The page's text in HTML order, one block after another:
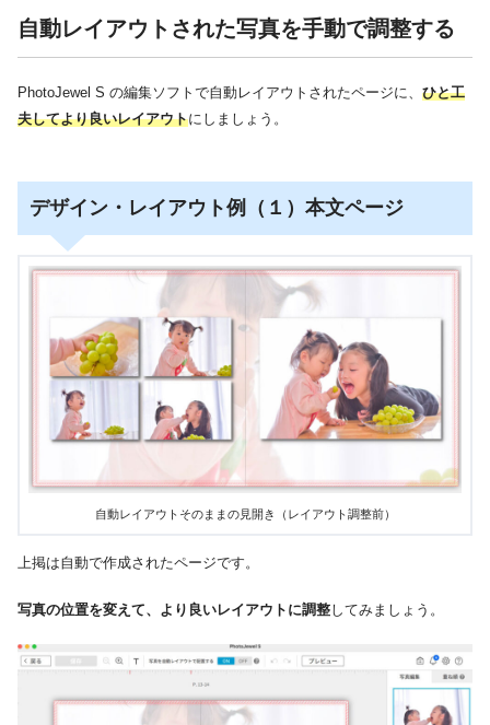
自動レイアウトされた写真を手動で調整する
PhotoJewel S の編集ソフトで自動レイアウトされたページに、 ひと工
夫してより良いレイアウトにしましょう。
デザイン・レイアウト例（１）本文ページ
自動レイアウトそのままの見開き（レイアウト調整前）
上掲は自動で作成されたページです。
写真の位置を変えて、より良いレイアウトに調整してみましょう。